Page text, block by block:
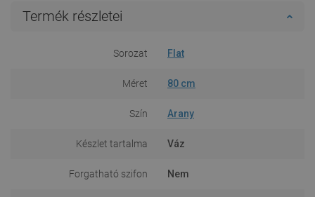
Termék részletei
Sorozat Flat
Méret 80 cm
Szín Arany
Készlet tartalma Váz
Forgatható szifon Nem